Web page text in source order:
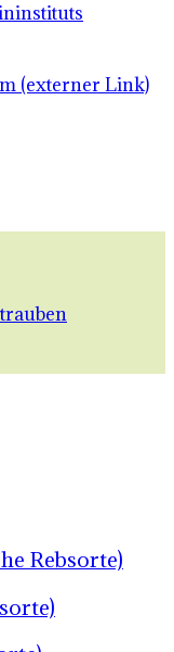
(externer Link)
Rebsorte)